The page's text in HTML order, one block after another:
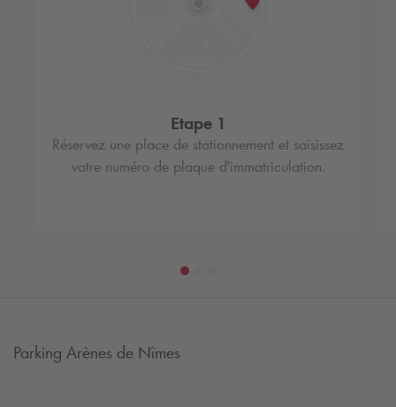
Etape 1
Réservez une place de stationnement et saisissez
votre numéro de plaque d'immatriculation.
Parking Arènes de Nîmes